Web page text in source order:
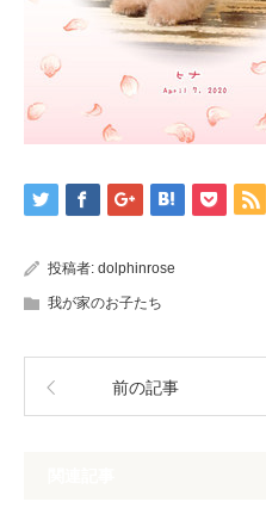
投稿者: dolphinrose
我が家のお子たち
前の記事